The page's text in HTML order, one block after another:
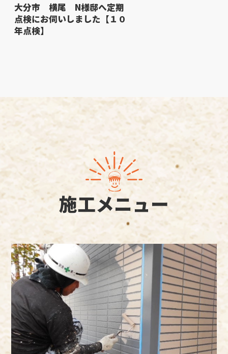
大分市 横尾 N様邸へ定期
点検にお伺いしました【１０
年点検】
施工メニュー